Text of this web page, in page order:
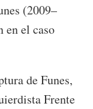
(2009–
en el caso
de Funes,
Frente